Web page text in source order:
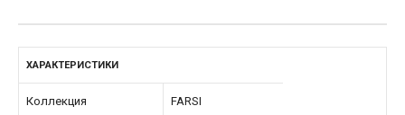
ХАРАКТЕРИСТИКИ
Коллекция FARSI